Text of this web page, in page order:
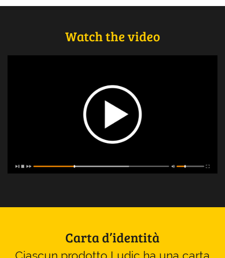
Watch the video
Carta d’identità
Ciascun prodotto Ludic ha una carta